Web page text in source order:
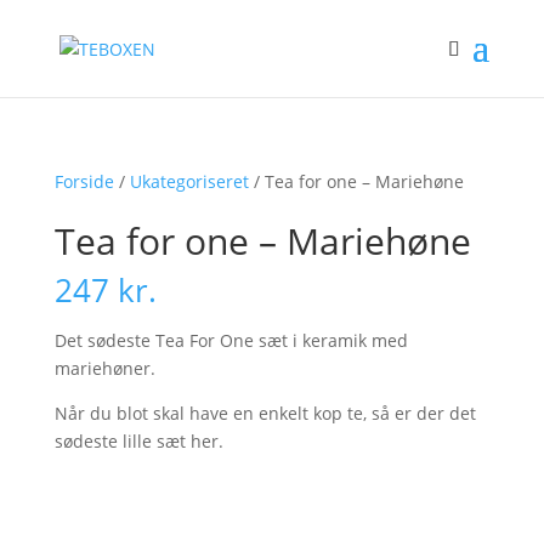
Forside / Ukategoriseret/ Tea for one – Mariehøne
Tea for one – Mariehøne
247 kr.
Det sødeste Tea For One sæt i keramik med
mariehøner.
Når du blot skal have en enkelt kop te, så er der det
sødeste lille sæt her.